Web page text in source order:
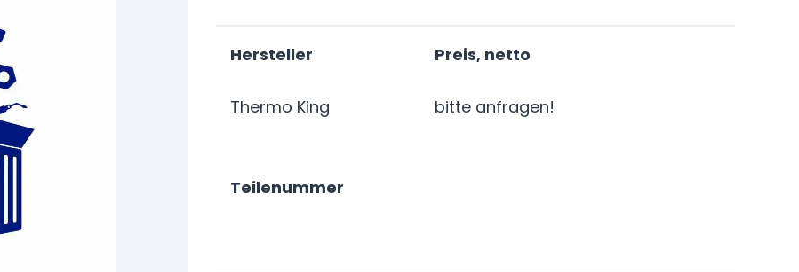
Hersteller
Thermo King
Preis, netto
bitte anfragen!
Teilenummer